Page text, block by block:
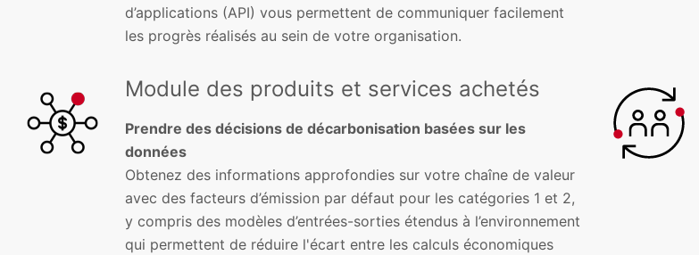
d’applications (API) vous permettent de communiquer facilement
les progrès réalisés au sein de votre organisation.
Module des produits et services achetés
Prendre des décisions de décarbonisation basées sur les
données
Obtenez des informations approfondies sur votre chaîne de valeur
avec des facteurs d’émission par défaut pour les catégories 1 et 2,
y compris des modèles d’entrées-sorties étendus à l’environnement
qui permettent de réduire l'écart entre les calculs économiques